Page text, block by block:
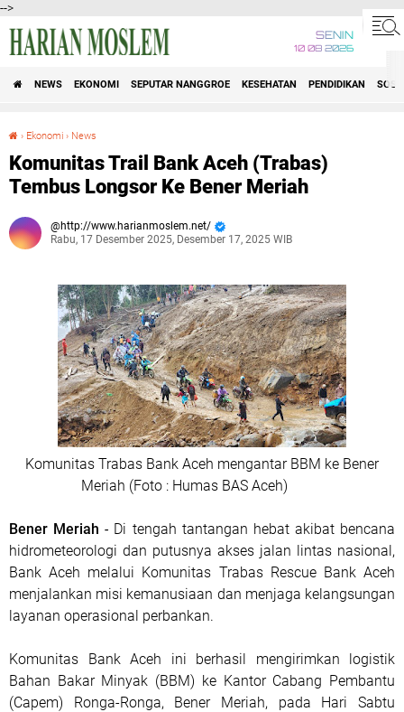
-->
SENIN
10 08 2026
NEWS EKONOMI SEPUTAR NANGGROE KESEHATAN PENDIDIKAN
› Ekonomi › News
Komunitas Trail Bank Aceh (Trabas)
Tembus Longsor Ke Bener Meriah
http://www.harianmoslem.net/
Rabu, 17 Desember 2025, Desember 17, 2025 WIB
Komunitas Trabas Bank Aceh mengantar BBM ke Bener
Meriah (Foto : Humas BAS Aceh)
Bener Meriah - Di tengah tantangan hebat akibat bencana
hidrometeorologi dan putusnya akses jalan lintas nasional,
Bank Aceh melalui Komunitas Trabas Rescue Bank Aceh
menjalankan misi kemanusiaan dan menjaga kelangsungan
layanan operasional perbankan.
Komunitas Bank Aceh ini berhasil mengirimkan logistik
Bahan Bakar Minyak (BBM) ke Kantor Cabang Pembantu
(Capem) Ronga-Ronga, Bener Meriah, pada Hari Sabtu